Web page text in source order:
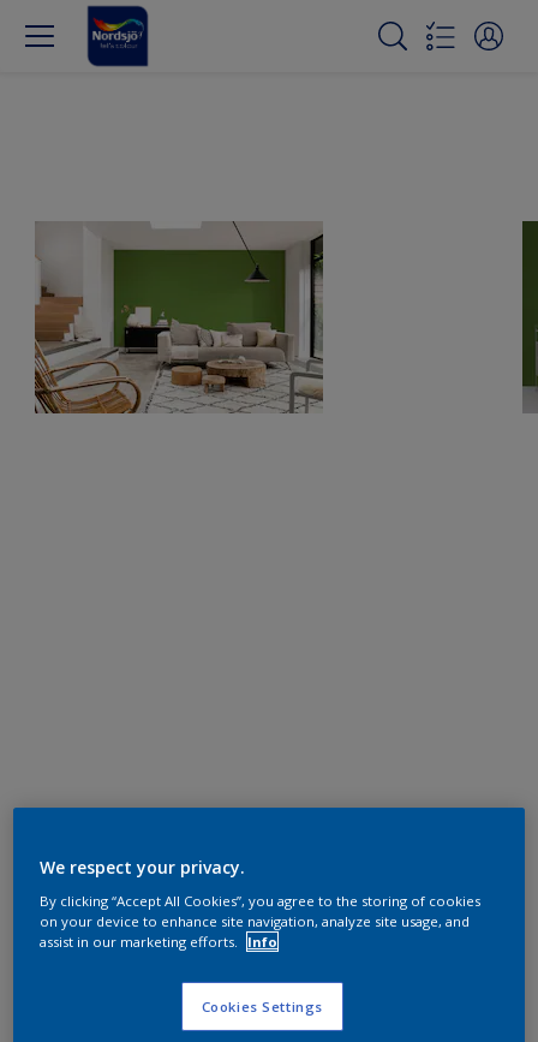
We respect your privacy.
By clicking “Accept All Cookies”, you agree to the storing of cookies
on your device to enhance site navigation, analyze site usage, and
assist in our marketing efforts.
Info
Cookies Settings